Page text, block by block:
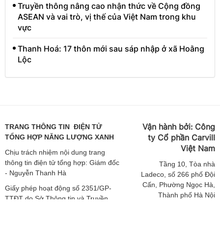
Truyền thông nâng cao nhận thức về Cộng đồng
ASEAN và vai trò, vị thế của Việt Nam trong khu
vực
Thanh Hoá: 17 thôn mới sau sáp nhập ở xã Hoằng
Lộc
TRANG THÔNG TIN ĐIỆN TỬ
TỔNG HỢP NĂNG LƯỢNG XANH
Chịu trách nhiệm nội dung trang
thông tin điện tử tổng hợp: Giám đốc
- Nguyễn Thanh Hà
Giấy phép hoạt động số 2351/GP-
TTĐT do Sở Thông tin và Truyền
Vận hành bởi: Công
ty Cổ phần Carvill
Việt Nam
Tầng 10, Tòa nhà
Ladeco, số 266 phố Đội
Cấn, Phường Ngọc Hà,
Thành phố Hà Nội